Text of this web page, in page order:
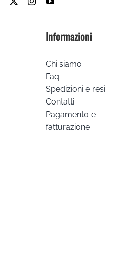
Informazioni
Chi siamo
Faq
Spedizioni e resi
Contatti
Pagamento e
fatturazione